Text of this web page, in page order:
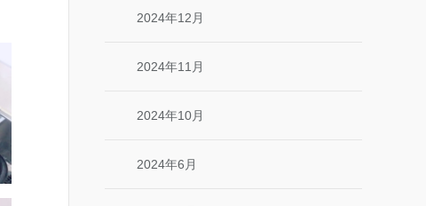
2024年12月
2024年11月
2024年10月
2024年6月